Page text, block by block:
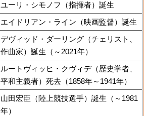
ユーリ・シモノフ（指揮者）誕生
エイドリアン・ライン（映画監督）誕生
デヴィッド・ダーリング（チェリスト、
作曲家）誕生（～2021年）
ルートヴィッヒ・クヴィデ（歴史学者、
平和主義者）死去（1858年～1941年）
山田宏臣（陸上競技選手）誕生（～1981
年）